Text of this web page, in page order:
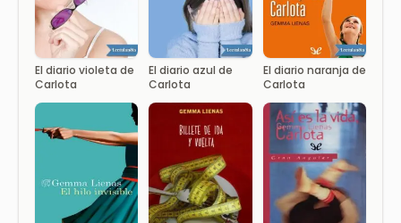
El diario violeta de
Carlota
El diario azul de
Carlota
El diario naranja de
Carlota